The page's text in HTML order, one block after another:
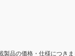
製品の価格・仕様につき